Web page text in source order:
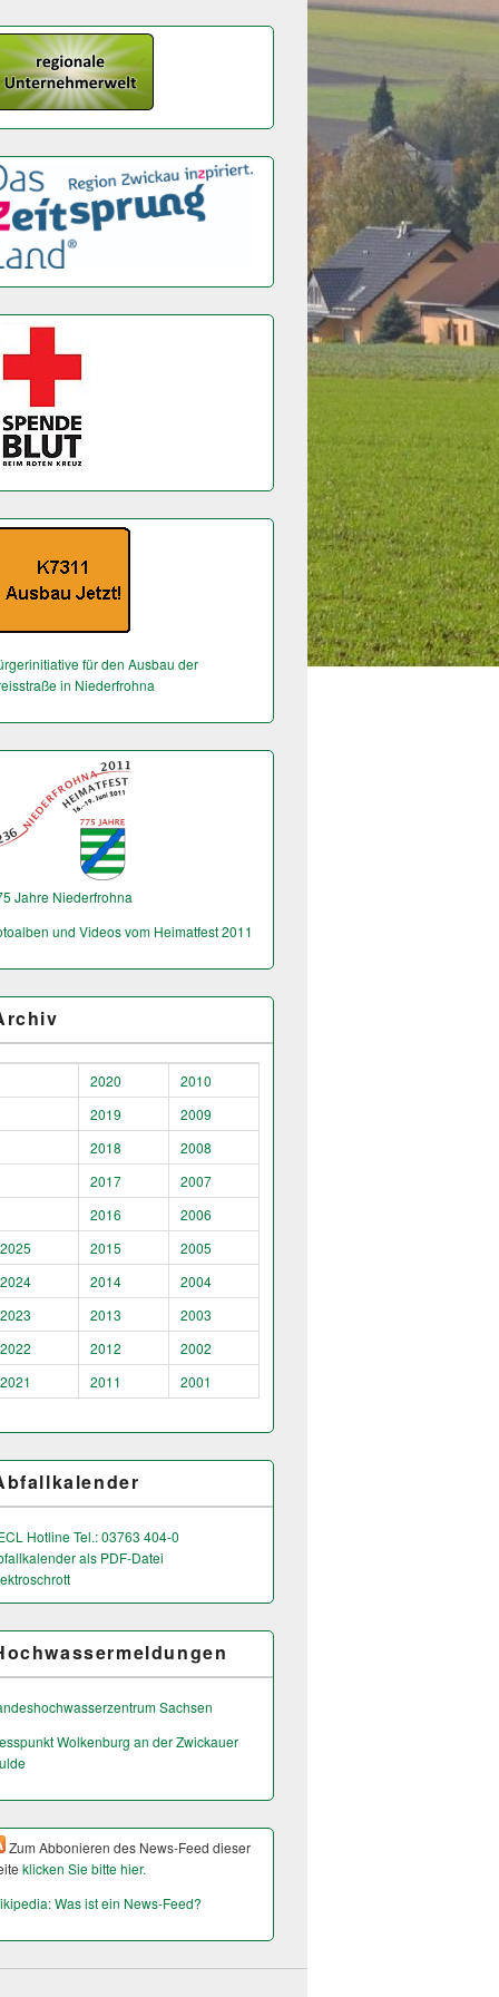
für den Ausbau der
in Niederfrohna
Jahre Niederfrohna
und Videos vom Heimatfest 2011
2020
2010
2019
2009
2018
2008
2017
2007
2016
2006
2025
2015
2005
2024
2014
2004
2023
2013
2003
2022
2012
2002
2021
2011 2001
Hotline Tel.: 03763 404-0
als PDF-Datei
Sachsen
Wolkenburg an der Zwickauer
Zum Abbonieren des News-Feed dieser
klicken Sie bitte hier.
Was ist ein News-Feed?